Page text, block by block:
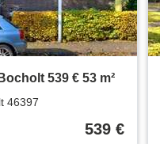
539 € 53 m²
46397
539 €